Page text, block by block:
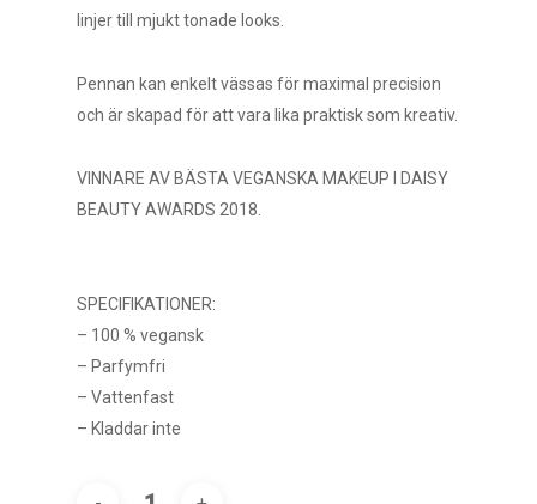
linjer till mjukt tonade looks.
Pennan kan enkelt vässas för maximal precision
och är skapad för att vara lika praktisk som kreativ.
VINNARE AV BÄSTA VEGANSKA MAKEUP I DAISY
BEAUTY AWARDS 2018.
SPECIFIKATIONER:
– 100 % vegansk
– Parfymfri
– Vattenfast
– Kladdar inte